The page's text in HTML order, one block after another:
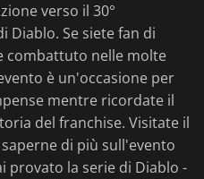
verso il 30°
Diablo. Se siete fan di
combattuto nelle molte
è un'occasione per
mentre ricordate il
del franchise. Visitate il
di più sull'evento
provato la serie di Diablo -